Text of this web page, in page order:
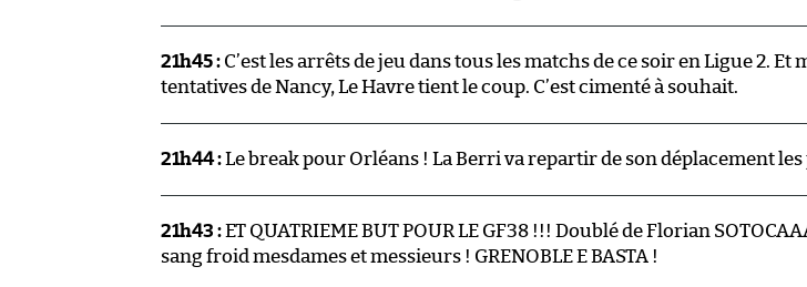
21h45 : C’est les arrêts de jeu dans tous les matchs de ce soir en Ligue 2. Et
tentatives de Nancy, Le Havre tient le coup. C’est cimenté à souhait.
21h44 :Le break pour Orléans ! La Berri va repartir de son déplacement
21h43 :ET QUATRIEME BUT POUR LE GF38 !!! Doublé de Florian
sang froid mesdames et messieurs ! GRENOBLE E BASTA !